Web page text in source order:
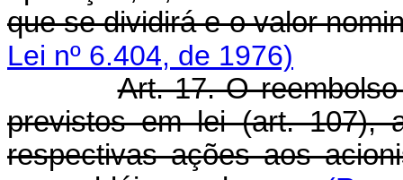
que se dividirá e o valor
Lei nº 6.404, de 1976)
Art. 17. O
previstos em lei (art. 107),
respectivas ações aos